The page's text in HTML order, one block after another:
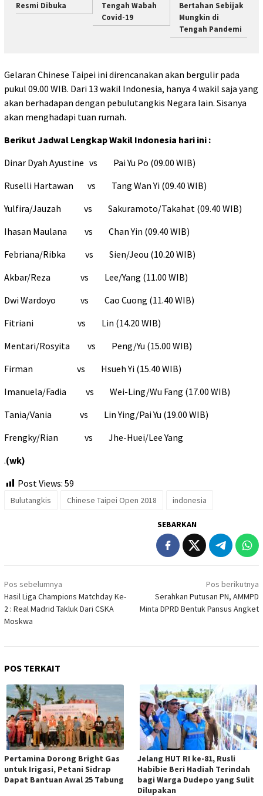
Resmi Dibuka
Tengah Wabah
Covid-19
Bertahan Sebijak
Mungkin di
Tengah Pandemi
Gelaran Chinese Taipei ini direncanakan akan bergulir pada
pukul 09.00 WIB. Dari 13 wakil Indonesia, hanya 4 wakil saja yang
akan berhadapan dengan pebulutangkis Negara lain. Sisanya
akan menghadapi tuan rumah.
Berikut Jadwal Lengkap Wakil Indonesia hari ini :
Dinar Dyah Ayustine vs Pai Yu Po (09.00 WIB)
Ruselli Hartawan vs Tang Wan Yi (09.40 WIB)
Yulfira/Jauzah vs Sakuramoto/Takahat (09.40 WIB)
Ihasan Maulana vs Chan Yin (09.40 WIB)
Febriana/Ribka vs Sien/Jeou (10.20 WIB)
Akbar/Reza vs Lee/Yang (11.00 WIB)
Dwi Wardoyo vs Cao Cuong (11.40 WIB)
Fitriani vs Lin (14.20 WIB)
Mentari/Rosyita vs Peng/Yu (15.00 WIB)
Firman vs Hsueh Yi (15.40 WIB)
Imanuela/Fadia vs Wei-Ling/Wu Fang (17.00 WIB)
Tania/Vania vs Lin Ying/Pai Yu (19.00 WIB)
Frengky/Rian vs Jhe-Huei/Lee Yang
.(wk)
Post Views: 59
Bulutangkis Chinese Taipei Open 2018 indonesia
SEBARKAN
Navigasi
pos
Pos sebelumnya
Hasil Liga Champions Matchday Ke-
2 : Real Madrid Takluk Dari CSKA
Moskwa
Pos berikutnya
Serahkan Putusan PN, AMMPD
Minta DPRD Bentuk Pansus Angket
POS TERKAIT
Pertamina Dorong Bright Gas
untuk Irigasi, Petani Sidrap
Dapat Bantuan Awal 25 Tabung
Jelang HUT RI ke-81, Rusli
Habibie Beri Hadiah Terindah
bagi Warga Dudepo yang Sulit
Dilupakan